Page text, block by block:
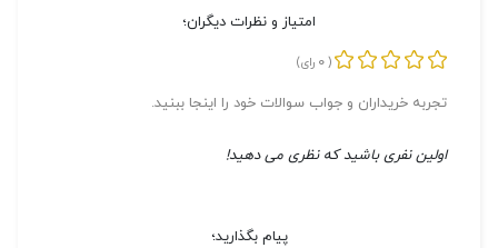
امتیاز و نظرات دیگران؛
(
0 رای)
تجربه خریداران و جواب سوالات خود را اینجا ببنید.
اولین نفری باشید که نظری می دهید!
پیام بگذارید؛